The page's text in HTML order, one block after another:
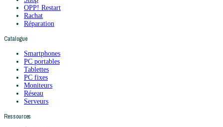
OPP! Restart
Rachat
Réparation
Catalogue
Smartphones
PC portables
Tablettes
PC fixes
Moniteurs
Réseau
Serveurs
Ressources